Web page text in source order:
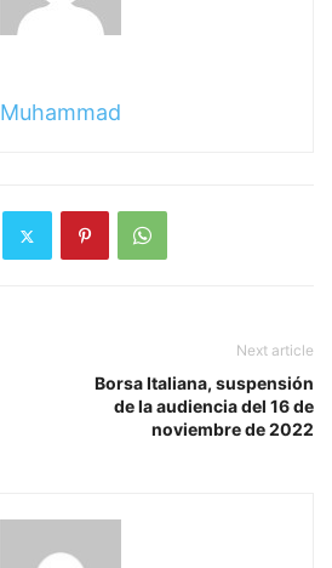
Muhammad
Next article
Borsa Italiana, suspensión
de la audiencia del 16 de
noviembre de 2022